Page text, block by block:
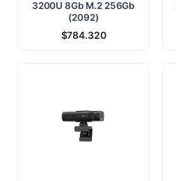
3200U 8Gb M.2 256Gb
(2092)
$784.320